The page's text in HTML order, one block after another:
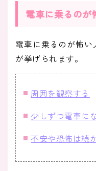
電車に乗るのが
電車に乗るのが怖
が挙げられます。
周囲を観察する
少しずつ電車に
不安や恐怖は続